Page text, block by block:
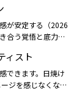
が安定する（2026
合う覚悟と底力は
ィスト
できます。日焼け
ジを感じなくな